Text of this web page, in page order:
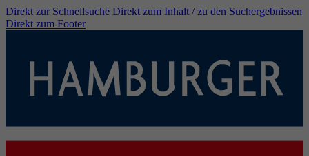
Direkt zur Schnellsuche Direkt zum Inhalt / zu den Suchergebnissen
Direkt zum Footer